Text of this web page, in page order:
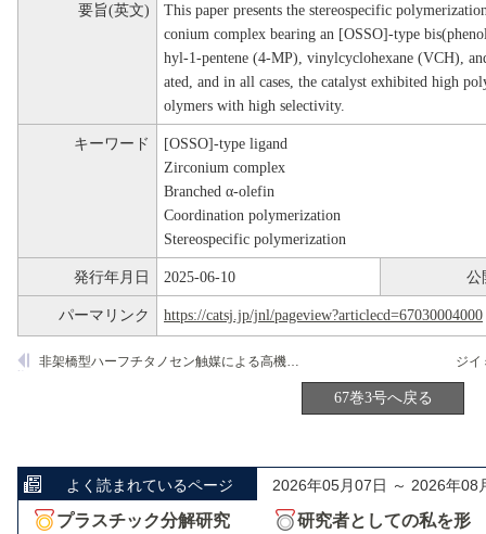
要旨(英文)
This paper presents the stereospecific
conium complex bearing an [OSSO]-type
hyl-1-pentene (4-MP), vinylcyclohexane (VCH),
ated, and in all cases, the catalyst exhibited high
olymers with high selectivity.
キーワード
[OSSO]-type ligand
Zirconium complex
Branched α-olefin
Coordination polymerization
Stereospecific polymerization
発行年月日 2025-06-10 公
パーマリンク https://catsj.jp/jnl/pageview?articlecd=67030004000
非架橋型ハーフチタノセン触媒による高機能ポリオレフィンの創製
67巻3号へ戻る
よく読まれているページ 2026年05月07日 ～ 2026年08
プラスチック分解研究
研究者としての私を形